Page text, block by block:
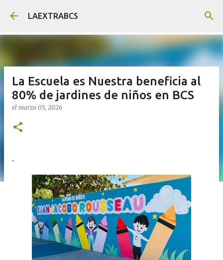
Ir al contenido principal
LAEXTRABCS
La Escuela es Nuestra beneficia al
80% de jardines de niños en BCS
el marzo 05, 2026
.